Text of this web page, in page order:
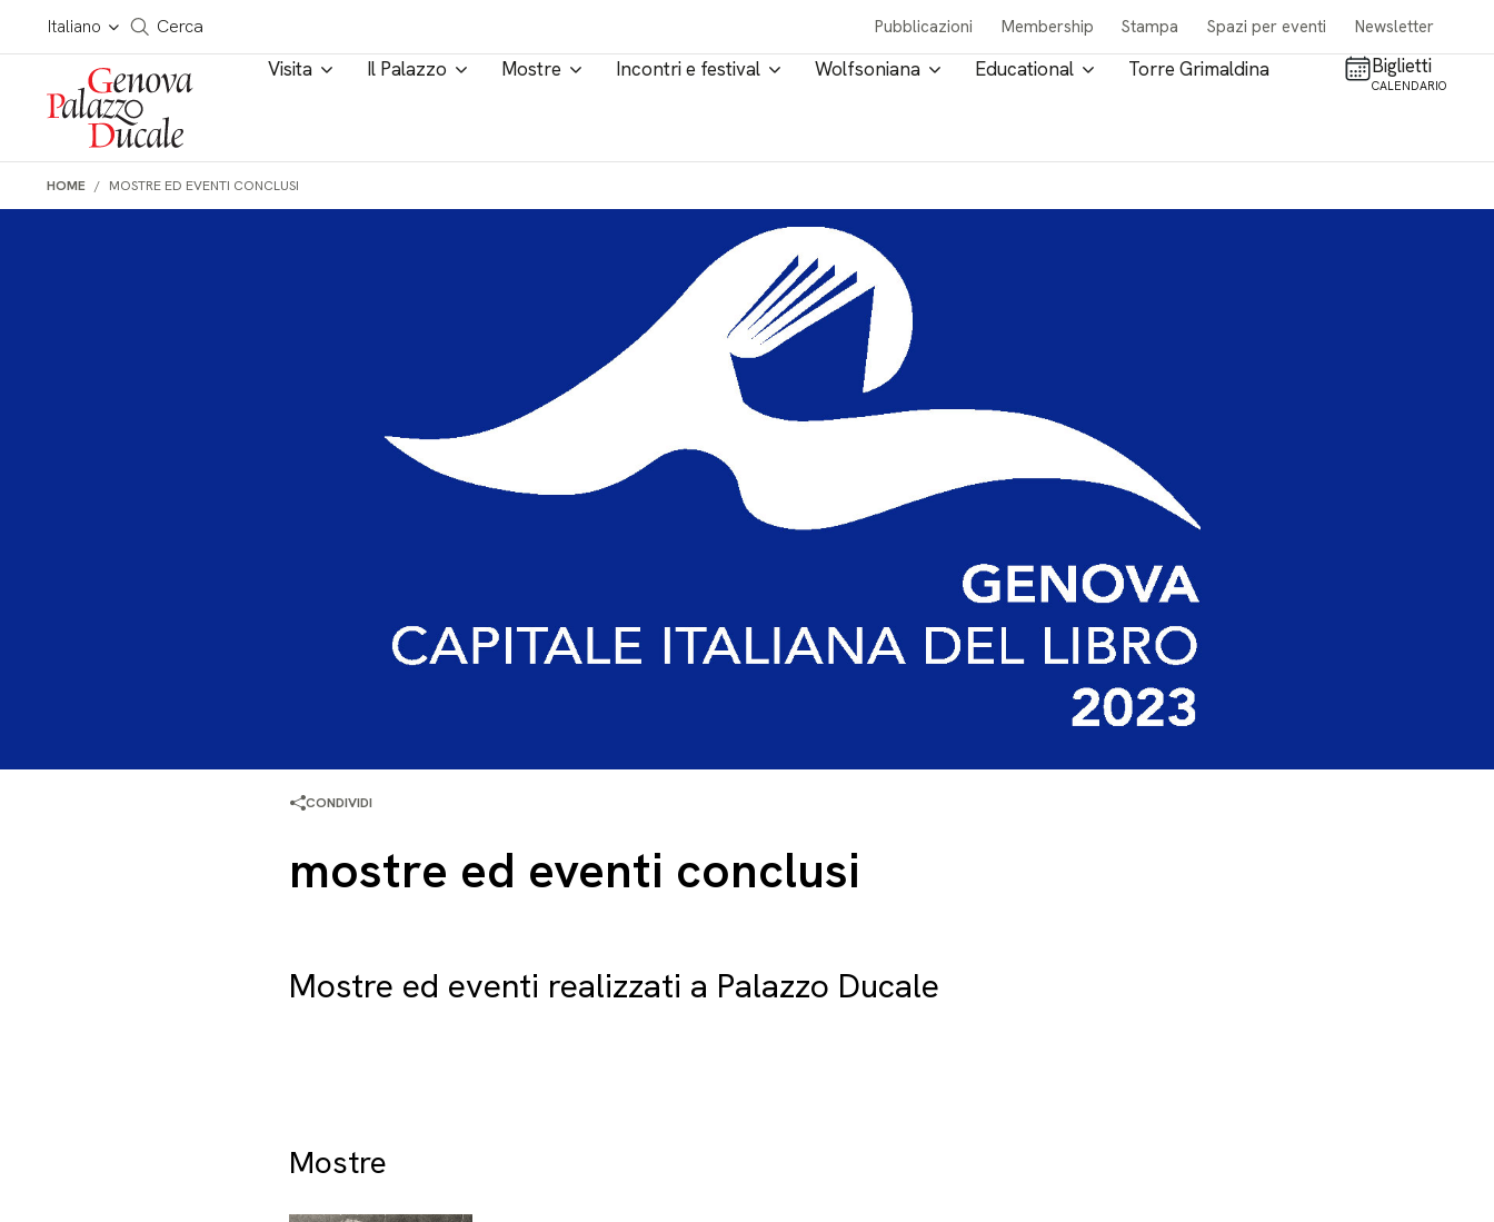
Salta al contenuto
Italiano
Cerca in tutto il sito
Cerca Pubblicazioni Membership Stampa Spazi per eventi Newsletter
Visita Il Palazzo Mostre Incontri e festival Wolfsoniana Educational Torre Grimaldina Biglietti
CALENDARIO
HOME MOSTRE ED EVENTI CONCLUSI
CONDIVIDI
mostre ed eventi conclusi
Mostre ed eventi realizzati a Palazzo Ducale
Mostre